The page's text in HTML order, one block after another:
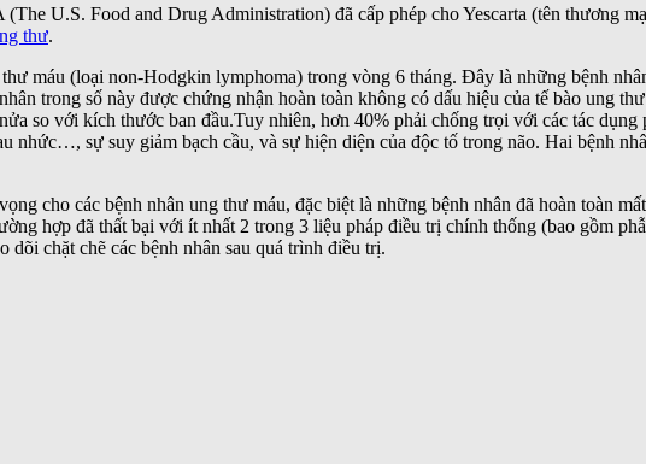
U.S. Food and Drug Administration) đã cấp phép cho Yescarta (tên thương
thư.
máu (loại non-Hodgkin lymphoma) trong vòng 6 tháng. Đây là những bệnh
trong số này được chứng nhận hoàn toàn không có dấu hiệu của tế bào ung
so với kích thước ban đầu.Tuy nhiên, hơn 40% phải chống trọi với các tác
nhức…, sự suy giảm bạch cầu, và sự hiện diện của độc tố trong não. Hai bệnh
cho các bệnh nhân ung thư máu, đặc biệt là những bệnh nhân đã hoàn toàn
hợp đã thất bại với ít nhất 2 trong 3 liệu pháp điều trị chính thống (bao gồm
dõi chặt chẽ các bệnh nhân sau quá trình điều trị.